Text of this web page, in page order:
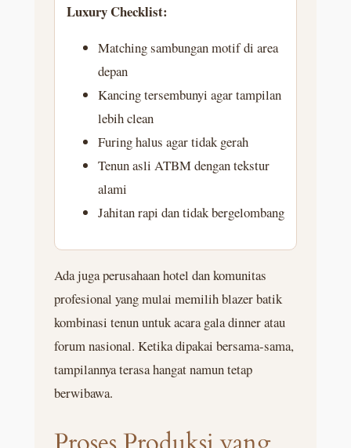
Luxury Checklist:
Matching sambungan motif di area
depan
Kancing tersembunyi agar tampilan
lebih clean
Furing halus agar tidak gerah
Tenun asli ATBM dengan tekstur
alami
Jahitan rapi dan tidak bergelombang
Ada juga perusahaan hotel dan komunitas
profesional yang mulai memilih blazer batik
kombinasi tenun untuk acara gala dinner atau
forum nasional. Ketika dipakai bersama-sama,
tampilannya terasa hangat namun tetap
berwibawa.